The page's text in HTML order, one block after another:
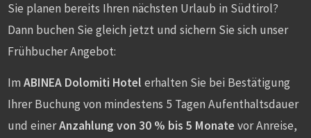
Sie planen bereits Ihren nächsten Urlaub in Südtirol?
Dann buchen Sie gleich jetzt und sichern Sie sich unser
Frühbucher Angebot:
Im ABINEA Dolomiti Hotel erhalten Sie bei Bestätigung
Ihrer Buchung von mindestens 5 Tagen Aufenthaltsdauer
und einerAnzahlung von 30 % bis 5 Monate vor Anreise,